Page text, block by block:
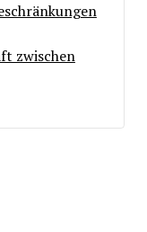
zwischen